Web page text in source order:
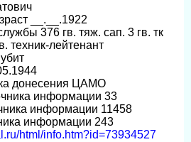
__.__.1922
376 гв. тяж. сап. 3 гв. тк
техник-лейтенант
донесения ЦАМО
информации 33
информации 11458
информации 243
html/info.htm?id=73934527